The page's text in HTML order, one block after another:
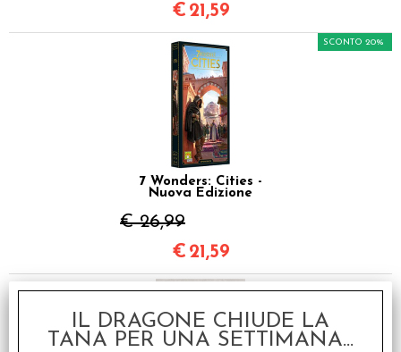
€ 21,59
7 Wonders: Cities -
Nuova Edizione
€ 26,99
SCONTO 20%
€ 21,59
IL DRAGONE CHIUDE LA
TANA PER UNA SETTIMANA...